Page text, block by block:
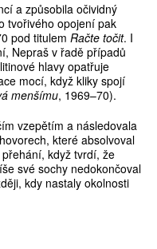
a způsobila očividný
tvořivého opojení pak
pod titulem Račte točit. I
Nepraš v řadě případů
hlavy opatřuje
mocí, když kliky spojí
menšímu, 1969–70).
vzepětím a následovala
které absolvoval
když tvrdí, že
své sochy nedokončoval
kdy nastaly okolnosti